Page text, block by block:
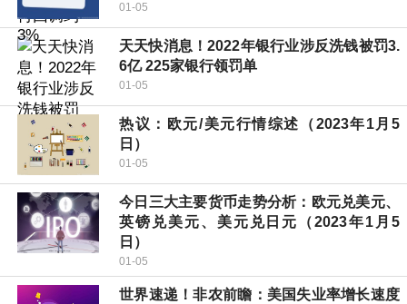
01-05
天天快消息！2022年银行业涉反洗钱被罚3.
6亿 225家银行领罚单
01-05
热议：欧元/美元行情综述（2023年1月5
日）
01-05
今日三大主要货币走势分析：欧元兑美元、
英镑兑美元、美元兑日元（2023年1月5
日）
01-05
世界速递！非农前瞻：美国失业率增长速度